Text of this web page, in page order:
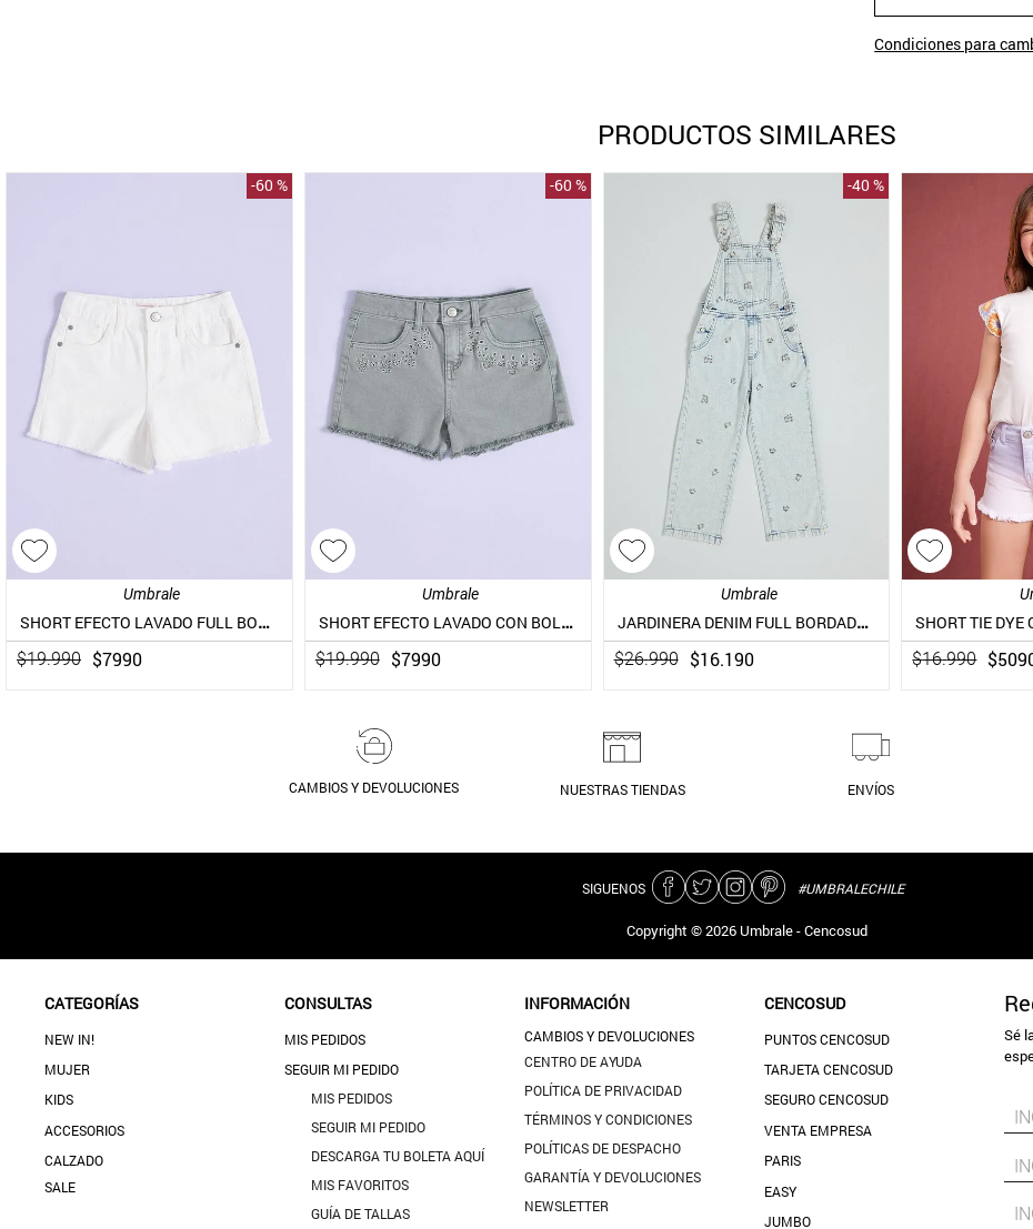
Condiciones para
PRODUCTOS SIMILARES
-60 %
Umbrale
SHORT EFECTO LAVADO FULL BORDADO
$19.990 $7990
-60 %
Umbrale
SHORT EFECTO LAVADO CON BOLSILLOS BRODERIE
$19.990 $7990
-40 %
Umbrale
JARDINERA DENIM FULL BORDADO CON FLORES
$26.990 $16.190 $16.990 $
CAMBIOS Y DEVOLUCIONES NUESTRAS TIENDAS ENVÍOS
SIGUENOS #UMBRALECHILE
Copyright © 2026 Umbrale - Cencosud
CATEGORÍAS
NEW IN!
MUJER
KIDS
ACCESORIOS
CALZADO
SALE
CONSULTAS
MIS PEDIDOS
SEGUIR MI PEDIDO
MIS PEDIDOS
SEGUIR MI PEDIDO
DESCARGA TU BOLETA AQUÍ
MIS FAVORITOS
GUÍA DE TALLAS
INFORMACIÓN
CAMBIOS Y DEVOLUCIONES
CENTRO DE AYUDA
POLÍTICA DE PRIVACIDAD
TÉRMINOS Y CONDICIONES
POLÍTICAS DE DESPACHO
GARANTÍA Y DEVOLUCIONES
NEWSLETTER
CENCOSUD
PUNTOS CENCOSUD
TARJETA CENCOSUD
SEGURO CENCOSUD
VENTA EMPRESA
PARIS
EASY
JUMBO
Sé